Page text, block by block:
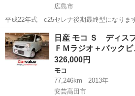
広島市
平成22年式 c25セレナ後期最終型になります。 走行距離22万キ
検R9年2月 現状、不具合等当方では感じる事はありません。 オイル食
いもなく機関良好です。 タイヤ溝無いので、14インチアルミタイヤセ
ット4本お...
広島 広島市 セレナ
日産 モコ Ｓ ディス
ＦＭラジオ＋バック
326,000円
モコ
77,246km
2013年
安芸高田市